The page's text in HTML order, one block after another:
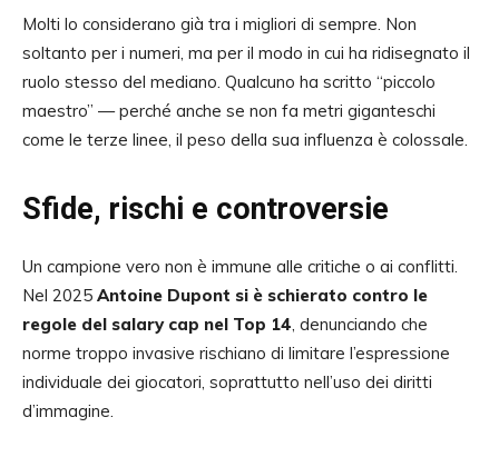
Molti lo considerano già tra i migliori di sempre. Non
soltanto per i numeri, ma per il modo in cui ha ridisegnato il
ruolo stesso del mediano. Qualcuno ha scritto “piccolo
maestro” — perché anche se non fa metri giganteschi
come le terze linee, il peso della sua influenza è colossale.
Sfide, rischi e controversie
Un campione vero non è immune alle critiche o ai conflitti.
Nel 2025 Antoine Dupont si è schierato contro le
regole del salary cap nel Top 14, denunciando che
norme troppo invasive rischiano di limitare l’espressione
individuale dei giocatori, soprattutto nell’uso dei diritti
d’immagine.